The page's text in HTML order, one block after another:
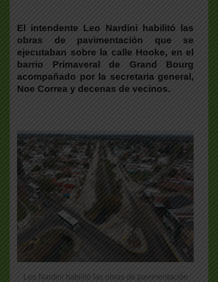
El intendente Leo Nardini habilitó las
obras de pavimentación que se
ejecutaban sobre la calle Hooke, en el
barrio Primaveral de Grand Bourg
acompañado por la secretaria general,
Noe Correa y decenas de vecinos.
Leo Nardini habilitó las obras de pavimentación